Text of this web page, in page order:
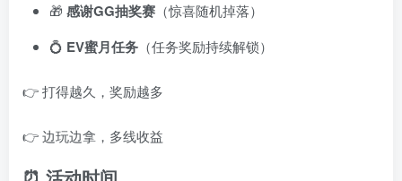
🎁 感谢GG抽奖赛 （惊喜随机掉落）
💍 EV蜜月任务 （任务奖励持续解锁）
👉 打得越久，奖励越多
👉 边玩边拿，多线收益